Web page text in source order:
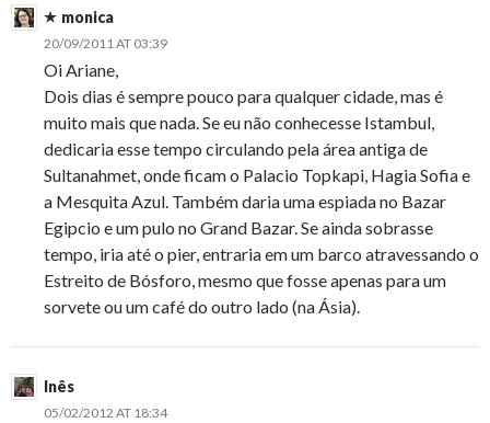
monica
20/09/2011 AT 03:39
Oi Ariane,
Dois dias é sempre pouco para qualquer cidade, mas é
muito mais que nada. Se eu não conhecesse Istambul,
dedicaria esse tempo circulando pela área antiga de
Sultanahmet, onde ficam o Palacio Topkapi, Hagia Sofia e
a Mesquita Azul. Também daria uma espiada no Bazar
Egipcio e um pulo no Grand Bazar. Se ainda sobrasse
tempo, iria até o pier, entraria em um barco atravessando o
Estreito de Bósforo, mesmo que fosse apenas para um
sorvete ou um café do outro lado (na Ásia).
Inês
05/02/2012 AT 18:34